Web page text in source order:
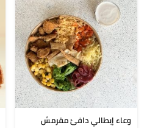
وعاء إيطالي دافئ مقرمش